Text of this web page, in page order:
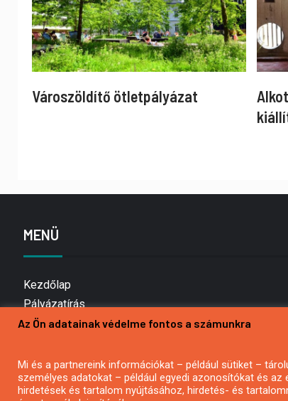
Városzöldítő ötletpályázat
MENÜ
Kezdőlap
Pályázatírás
Bemutatkozás
Hírlevél feliratkozás
Impresszum
Az Ön adatainak védelme fontos a számunkra
Mi és a partnereink információkat – például sütiket –
személyes adatokat – például egyedi azonosítókat és
hirdetések és tartalom nyújtásához, hirdetés- és